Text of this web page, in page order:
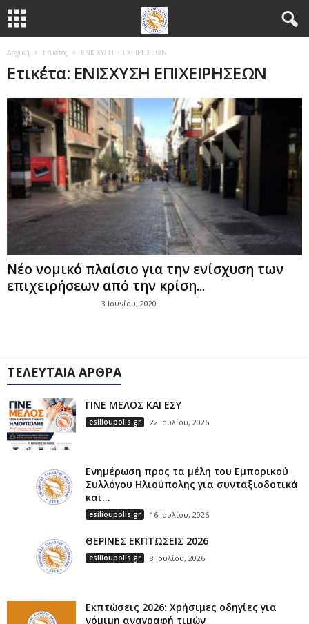
Αρχική Ετικέτες ΕΝΙΣΧΥΣΗ ΕΠΙΧΕΙΡΗΣΕΩΝ
Ετικέτα: ΕΝΙΣΧΥΣΗ ΕΠΙΧΕΙΡΗΣΕΩΝ
Νέο νομικό πλαίσιο για την ενίσχυση των
επιχειρήσεων από την κρίση...
3 Ιουνίου, 2020
ΤΕΛΕΥΤΑΊΑ ΆΡΘΡΑ
ΓΙΝΕ ΜΕΛΟΣ ΚΑΙ ΕΣΥ
esilioupolis.gr 22 Ιουλίου, 2026
Ενημέρωση προς τα μέλη του Εμπορικού
Συλλόγου Ηλιούπολης για συνταξιοδοτικά
και...
esilioupolis.gr 16 Ιουλίου, 2026
ΘΕΡΙΝΕΣ ΕΚΠΤΩΣΕΙΣ 2026
esilioupolis.gr 8 Ιουλίου, 2026
Εκπτώσεις 2026: Χρήσιμες οδηγίες για
νόμιμη αναγραφή τιμών